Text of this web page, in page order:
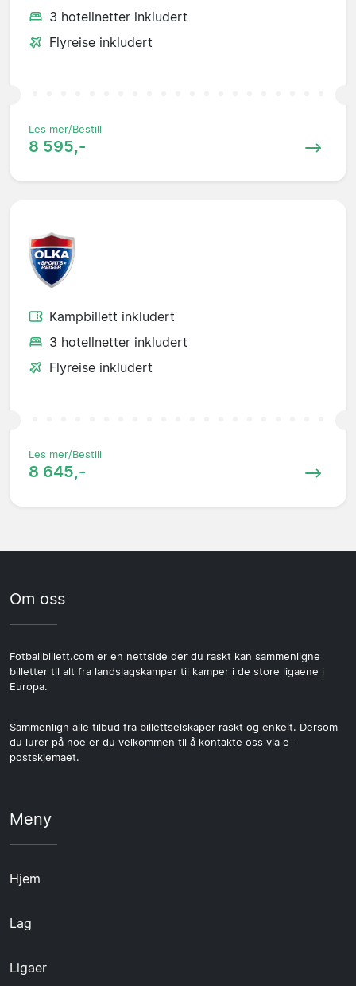
3 hotellnetter inkludert
Flyreise inkludert
Les mer/Bestill
8 595,-
Kampbillett inkludert
3 hotellnetter inkludert
Flyreise inkludert
Les mer/Bestill
8 645,-
Om oss
Fotballbillett.com er en nettside der du raskt kan sammenligne
billetter til alt fra landslagskamper til kamper i de store ligaene i
Europa.
Sammenlign alle tilbud fra billettselskaper raskt og enkelt. Dersom
du lurer på noe er du velkommen til å kontakte oss via e-
postskjemaet.
Meny
Hjem
Lag
Ligaer